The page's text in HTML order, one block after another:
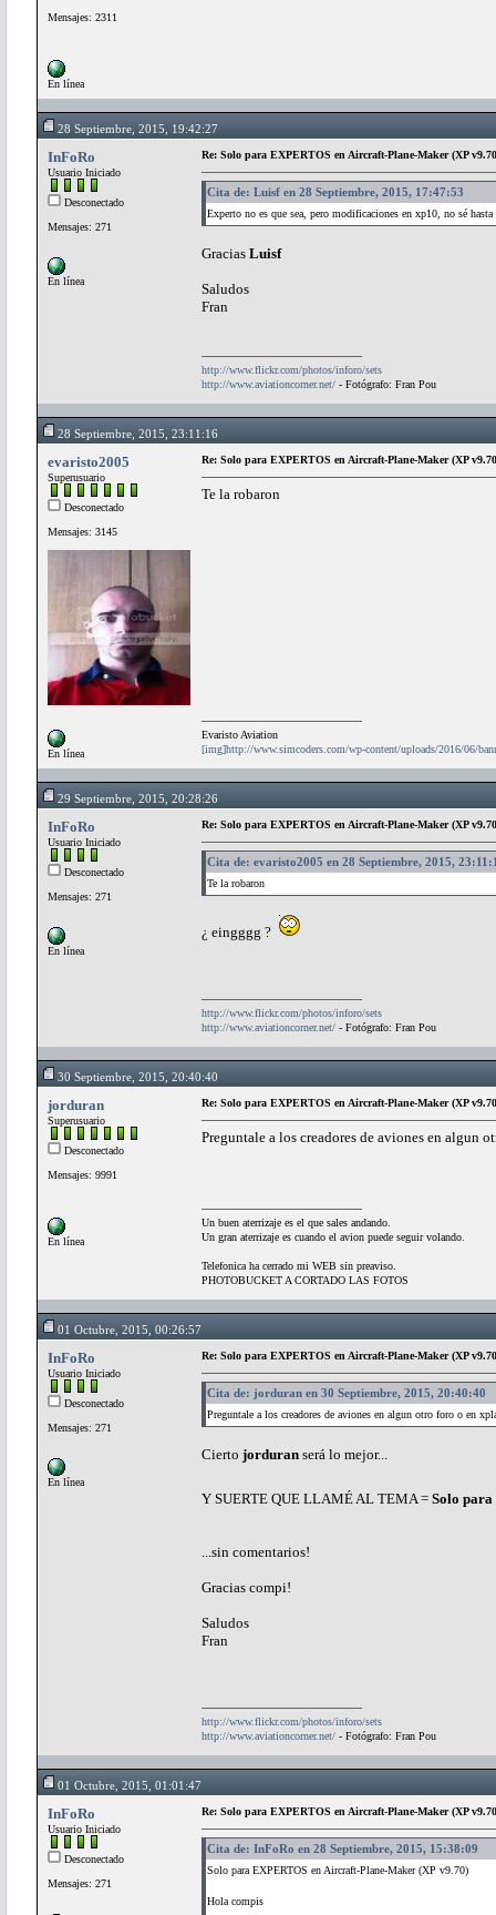
Mensajes: 2311
En línea
28 Septiembre, 2015, 19:42:27
InFoRo
Usuario Iniciado
Desconectado
Mensajes: 271
En línea
Re: Solo para EXPERTOS en Aircraft-Plane-Maker (XP
Cita de: Luisf en 28 Septiembre, 2015, 17:47:53
Experto no es que sea, pero modificaciones en xp10, no sé
Gracias Luisf
Saludos
Fran
http://www.flickr.com/photos/inforo/sets
http://www.aviationcorner.net/ - Fotógrafo: Fran Pou
28 Septiembre, 2015, 23:11:16
evaristo2005
Superusuario
Desconectado
Mensajes: 3145
En línea
Re: Solo para EXPERTOS en Aircraft-Plane-Maker (XP
Te la robaron
Evaristo Aviation
[img]http://www.simcoders.com/wp-content/uploads/2016/06/
29 Septiembre, 2015, 20:28:26
InFoRo
Usuario Iniciado
Desconectado
Mensajes: 271
En línea
Re: Solo para EXPERTOS en Aircraft-Plane-Maker (XP
Cita de: evaristo2005 en 28 Septiembre, 2015,
Te la robaron
¿ eingggg ?
http://www.flickr.com/photos/inforo/sets
http://www.aviationcorner.net/ - Fotógrafo: Fran Pou
30 Septiembre, 2015, 20:40:40
jorduran
Superusuario
Desconectado
Mensajes: 9991
En línea
Re: Solo para EXPERTOS en Aircraft-Plane-Maker (XP
Preguntale a los creadores de aviones en algun
Un buen aterrizaje es el que sales andando.
Un gran aterrizaje es cuando el avion puede seguir volando.
Telefonica ha cerrado mi WEB sin preaviso.
PHOTOBUCKET A CORTADO LAS FOTOS
01 Octubre, 2015, 00:26:57
InFoRo
Usuario Iniciado
Desconectado
Mensajes: 271
En línea
Re: Solo para EXPERTOS en Aircraft-Plane-Maker (XP
Cita de: jorduran en 30 Septiembre, 2015, 20:40:40
Preguntale a los creadores de aviones en algun otro foro o en
Cierto jorduran será lo mejor...
Y SUERTE QUE LLAMÉ AL TEMA = Solo
...sin comentarios!
Gracias compi!
Saludos
Fran
http://www.flickr.com/photos/inforo/sets
http://www.aviationcorner.net/ - Fotógrafo: Fran Pou
01 Octubre, 2015, 01:01:47
InFoRo
Usuario Iniciado
Desconectado
Mensajes: 271
Re: Solo para EXPERTOS en Aircraft-Plane-Maker (XP
Cita de: InFoRo en 28 Septiembre, 2015, 15:38:09
Solo para EXPERTOS en Aircraft-Plane-Maker (XP v9.70)
Hola compis